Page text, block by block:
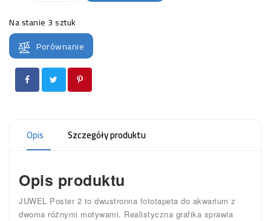
Na stanie 3 sztuk
Porównanie
Opis Szczegóły produktu
Opis produktu
JUWEL Poster 2 to dwustronna fototapeta do akwarium z
dwoma różnymi motywami. Realistyczna grafika sprawia